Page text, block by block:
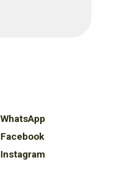
WhatsApp
Facebook
Instagram